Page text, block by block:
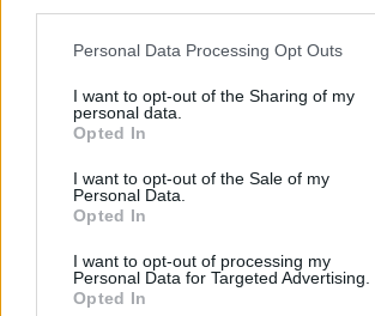
Please note that this website/app uses one
not limited to your visit or usage behaviour.
grant or deny consent to Google and its
use your data for below specified purposes
consent section.
Personal Data Processing Opt Outs
I want to opt-out of the Sharing of my
personal data.
Opted In
I want to opt-out of the Sale of my
Personal Data.
Opted In
I want to opt-out of processing my
Personal Data for Targeted Advertising.
Opted In